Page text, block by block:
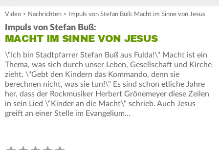
Video > Nachrichten > Impuls von Stefan Buß: Macht im Sinne von Jesus
Impuls von Stefan Buß:
MACHT IM SINNE VON JESUS
\"Ich bin Stadtpfarrer Stefan Buß aus Fulda!\" Macht ist ein
Thema, was sich durch unser Leben, Gesellschaft und Kirche
zieht. \"Gebt den Kindern das Kommando, denn sie
berechnen nicht, was sie tun!\" Es sind schon etliche Jahre
her, dass der Rockmusiker Herbert Grönemeyer diese Zeilen
in sein Lied \"Kinder an die Macht\" schrieb. Auch Jesus
greift an einer Stelle im Evangelium…